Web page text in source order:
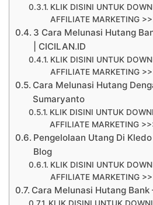
KLIK DISINI UNTUK
AFFILIATE MARKETING
3 Cara Melunasi Hutang
| CICILAN.ID
KLIK DISINI UNTUK
AFFILIATE MARKETING
Cara Melunasi Hutang
Sumaryanto
KLIK DISINI UNTUK
AFFILIATE MARKETING
Pengelolaan Utang Di
Blog
KLIK DISINI UNTUK
AFFILIATE MARKETING
Cara Melunasi Hutang Bank
KLIK DISINI UNTUK